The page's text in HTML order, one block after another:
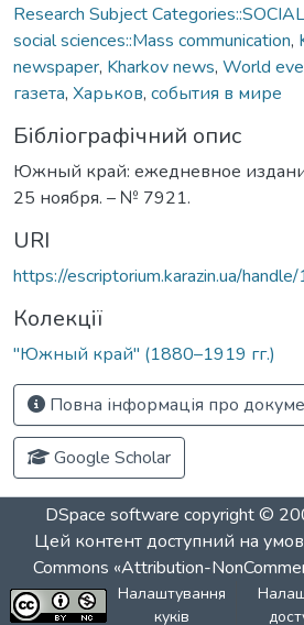
Research Subject
social sciences::Mass communication,
newspaper, Kharkov news, World
газета, Харьков, события в мире
Бібліографічний опис
Южный край: ежедневное
25 ноября. – № 7921.
URI
https://escriptorium.karazin.ua/
Колекції
"Южный край" (1880–1919 гг.)
Повна інформація про
Google Scholar
DSpace software copyright ©
Цей контент доступний на
Commons «Attribution-
Налаштування
куків